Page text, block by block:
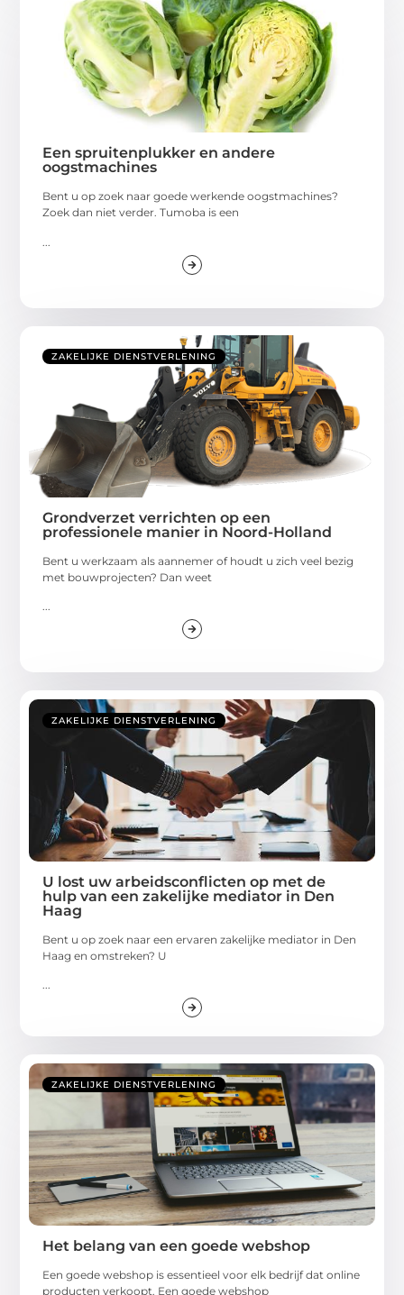
Een spruitenplukker en andere
oogstmachines
Bent u op zoek naar goede werkende oogstmachines?
Zoek dan niet verder. Tumoba is een
ZAKELIJKE DIENSTVERLENING
Grondverzet verrichten op een
professionele manier in Noord-Holland
Bent u werkzaam als aannemer of houdt u zich veel bezig
met bouwprojecten? Dan weet
ZAKELIJKE DIENSTVERLENING
U lost uw arbeidsconflicten op met de
hulp van een zakelijke mediator in Den
Haag
Bent u op zoek naar een ervaren zakelijke mediator in Den
Haag en omstreken? U
...
ZAKELIJKE DIENSTVERLENING
Het belang van een goede webshop
Een goede webshop is essentieel voor elk bedrijf dat online
producten verkoopt. Een goede webshop